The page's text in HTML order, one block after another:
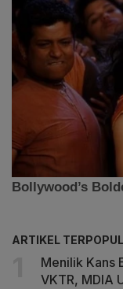
ARTIKEL
Menilik Kans
VKTR, MDIA